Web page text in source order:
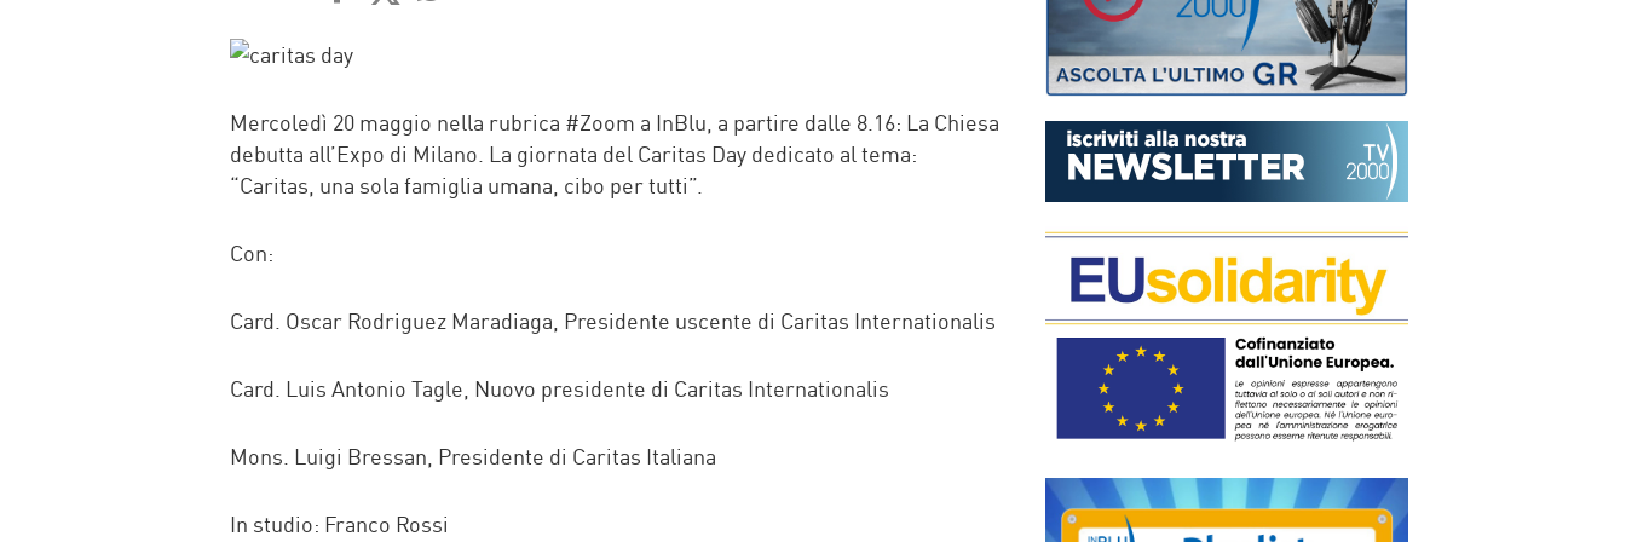
FACEBOOK
Mercoledì 20 maggio nella rubrica #Zoom a InBlu, a partire dalle 8.16: La Chiesa
debutta all’Expo di Milano. La giornata del Caritas Day dedicato al tema:
“Caritas, una sola famiglia umana, cibo per tutti”.
Con:
Card. Oscar Rodriguez Maradiaga, Presidente uscente di Caritas Internationalis
Card. Luis Antonio Tagle, Nuovo presidente di Caritas Internationalis
Mons. Luigi Bressan, Presidente di Caritas Italiana
In studio: Franco Rossi